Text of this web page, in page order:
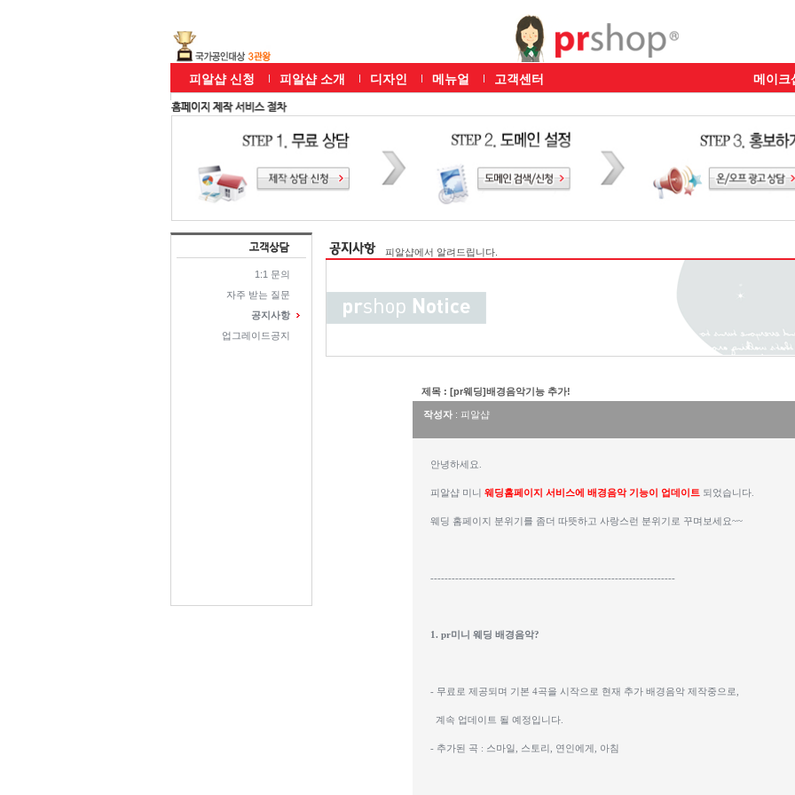
피알샵 신청 피알샵 소개 디자인 메뉴얼 고객센터 메이크
1:1 문의
자주 받는 질문
공지사항
업그레이드공지
피알샵에서 알려드립니다.
제목 : [pr웨딩]배경음악기능 추가!
작성자: 피알샵
안녕하세요.
피알샵 미니 웨딩홈페이지 서비스에 배경음악 기능이 업데이트 되었습니다.
웨딩 홈페이지 분위기를 좀더 따뜻하고 사랑스런 분위기로 꾸며보세요~~
---------------------------------------------------------------------
1. pr미니 웨딩 배경음악?
- 무료로 제공되며 기본 4곡을 시작으로 현재 추가 배경음악 제작중으로,
  계속 업데이트 될 예정입니다.
- 추가된 곡 : 스마일, 스토리, 연인에게, 아침